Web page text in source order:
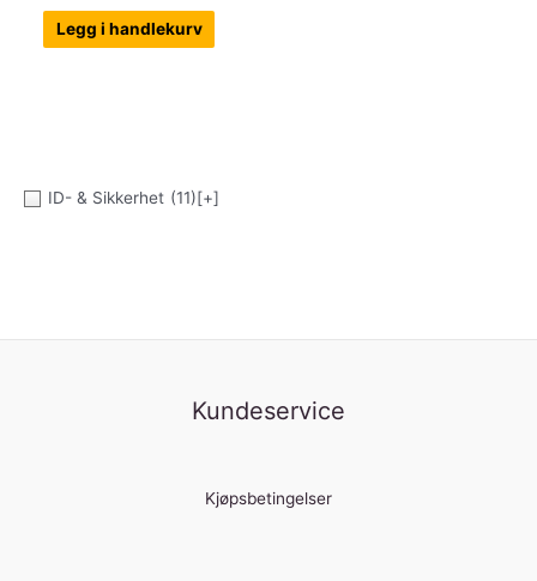
ID- & Sikkerhet (11)[+]
Legg i handlekurv
Kundeservice
Kjøpsbetingelser